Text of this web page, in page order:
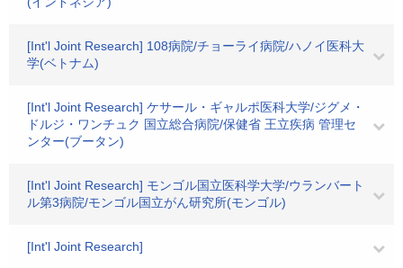
[Int'l Joint Research] 108病院/チョーライ病院/ハノイ医科大
学(ベトナム)
[Int'l Joint Research] ケサール・ギャルポ医科大学/ジグメ・
ドルジ・ワンチュク 国立総合病院/保健省 王立疾病 管理セ
ンター(ブータン)
[Int'l Joint Research] モンゴル国立医科学大学/ウランバート
ル第3病院/モンゴル国立がん研究所(モンゴル)
[Int'l Joint Research]